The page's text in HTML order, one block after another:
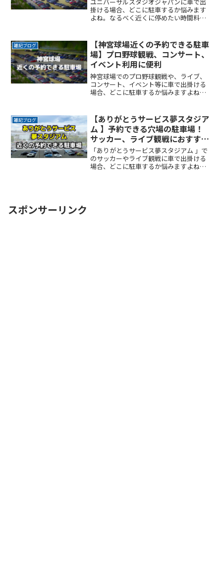
ユニバーサルスタジオジャパンに車で出
掛ける場合、どこに駐車するか悩みます
よね。なるべく近くに停めたい時間料金
い帰りは渋滞を避けてスムーズに帰りた
いここでは、ユニバーサルReadMore...
雑記ブログ
【神宮球場近くの予約できる駐車
場】プロ野球観戦、コンサート、
イベント利用に便利
神宮球場でのプロ野球観戦や、ライブ、
コンサート、イベント等に車で出掛ける
場合、どこに駐車するか悩みますよね。
のに時間をかけたくない自由に入出庫が
したい帰りは渋滞を避けてReadMore...
雑記ブログ
【ありがとうサービス夢スタジア
ム 】予約できる穴場の駐車場！
サッカー、ライブ観戦におすす
め！
「ありがとうサービス夢スタジアム 」で
のサッカーやライブ観戦に車で出掛ける
場合、どこに駐車するか悩みますよね。
スポンサーリンク